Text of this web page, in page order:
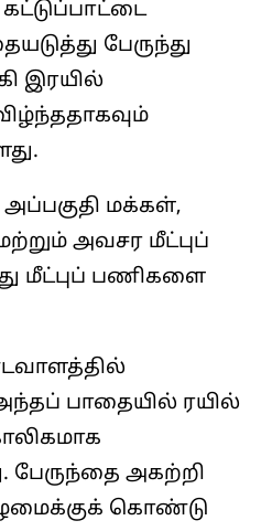
பேருந்து
இரயில்
மக்கள்,
அவசர மீட்புப்
மீட்புப் பணிகளை
பாதையில் ரயில்
பேருந்தை அகற்றி
கொண்டு